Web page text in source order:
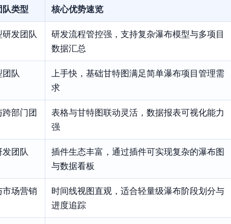
队类型 核心优势速览
研发团队
研发流程管控强，支持复杂瀑布模型与多项目
数据汇总
队
上手快，基础甘特图满足简单瀑布项目管理需
求
跨部门团
表格与甘特图联动灵活，数据报表可视化能力
强
团队
插件生态丰富，通过插件可实现复杂的瀑布图
与数据看板
市场营销
时间线视图直观，适合轻量级瀑布阶段划分与
进度追踪